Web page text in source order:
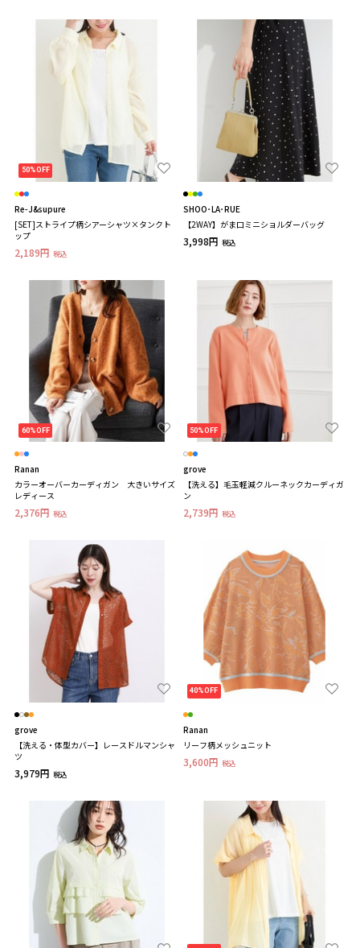
50%OFF
Re-J&supure
[SET]ストライプ柄シアーシャツ×タンクト
ップ
2,189円 税込
SHOO･LA･RUE
【2WAY】がま口ミニショルダーバッグ
3,998円 税込
60%OFF
Ranan
カラーオーバーカーディガン 大きいサイズ
レディース
2,376円 税込
50%OFF
grove
【洗える】毛玉軽減クルーネックカーディガ
ン
2,739円 税込
grove
【洗える・体型カバー】レースドルマンシャ
ツ
3,979円 税込
40%OFF
Ranan
リーフ柄メッシュニット
3,600円 税込